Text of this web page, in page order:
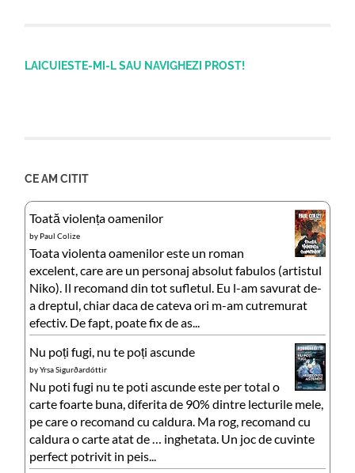
LAICUIESTE-MI-L SAU NAVIGHEZI PROST!
CE AM CITIT
Toată violența oamenilor
by Paul Colize
Toata violenta oamenilor este un roman
excelent, care are un personaj absolut fabulos (artistul
Niko). Il recomand din tot sufletul. Eu l-am savurat de-
a dreptul, chiar daca de cateva ori m-am cutremurat
efectiv. De fapt, poate fix de as...
Nu poți fugi, nu te poți ascunde
byYrsa Sigurðardóttir
Nu poti fugi nu te poti ascunde este per total o
carte foarte buna, diferita de 90% dintre lecturile mele,
pe care o recomand cu caldura. Ma rog, recomand cu
caldura o carte atat de … inghetata. Un joc de cuvinte
perfect potrivit in peis...